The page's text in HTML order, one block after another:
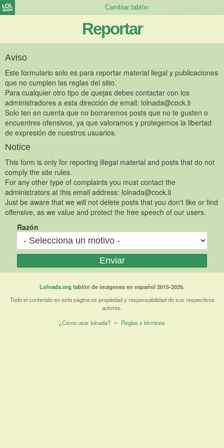
Reportar
Aviso
Este formulario solo es para reportar material ilegal y publicaciones
que no cumplen las reglas del sitio.
Para cualquier otro tipo de quejas debes contactar con los
administradores a esta dirección de email: lolnada@cock.li
Solo ten en cuenta que no borraremos posts que no te gusten o
encuentres ofensivos, ya que valoramos y protegemos la libertad
de expresión de nuestros usuarios.
Notice
This form is only for reporting illegal material and posts that do not
comply the site rules.
For any other type of complaints you must contact the
administrators at this email address: lolnada@cock.li
Just be aware that we will not delete posts that you don't like or find
offensive, as we value and protect the free speech of our users.
Razón
Lolnada.org tablón de imágenes en español 2015-2026.
Todo el contenido en esta página es propiedad y responsabilidad de sus respectivos
autores.
¿Cómo usar lolnada? ~ Reglas y términos